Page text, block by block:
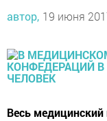
автор, 19 июня
Весь медицинский